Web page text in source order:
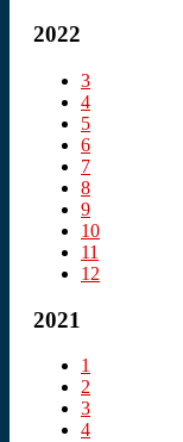
2022
3
4
5
6
7
8
9
10
11
12
2021
1
2
3
4